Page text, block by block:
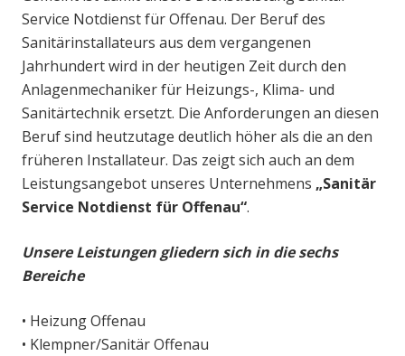
Service Notdienst für Offenau. Der Beruf des
Sanitärinstallateurs aus dem vergangenen
Jahrhundert wird in der heutigen Zeit durch den
Anlagenmechaniker für Heizungs-, Klima- und
Sanitärtechnik ersetzt. Die Anforderungen an diesen
Beruf sind heutzutage deutlich höher als die an den
früheren Installateur. Das zeigt sich auch an dem
Leistungsangebot unseres Unternehmens „Sanitär
Service Notdienst für Offenau“.
Unsere Leistungen gliedern sich in die sechs
Bereiche
• Heizung Offenau
• Klempner/Sanitär Offenau